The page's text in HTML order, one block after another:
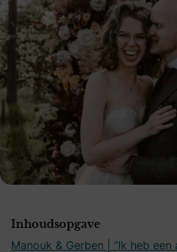
Inhoudsopgave
Manouk & Gerben | “Ik heb